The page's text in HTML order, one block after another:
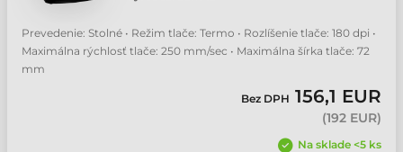
Prevedenie: Stolné • Režim tlače: Termo • Rozlíšenie tlače: 180 dpi •
Maximálna rýchlosť tlače: 250 mm/sec • Maximálna šírka tlače: 72
mm
Bez DPH 156,1 EUR
(192 EUR)
Na sklade <5 ks